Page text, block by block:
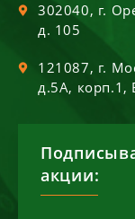
302040, г.
д. 105
121087, г.
д.5А, корп.1,
акции: